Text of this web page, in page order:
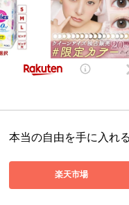
本当の自由を手に入れ
楽天市場